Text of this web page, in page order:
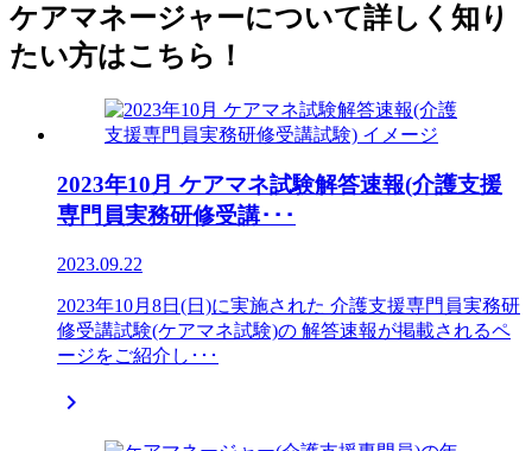
ケアマネージャーについて詳しく知り
たい方はこちら！
2023年10月 ケアマネ試験解答速報(介護支援
専門員実務研修受講･･･
2023.09.22
2023年10月8日(日)に実施された 介護支援専門員実務研
修受講試験(ケアマネ試験)の 解答速報が掲載されるペ
ージをご紹介し･･･
